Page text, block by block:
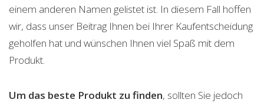
einem anderen Namen gelistet ist. In diesem Fall hoffen
wir, dass unser Beitrag Ihnen bei Ihrer Kaufentscheidung
geholfen hat und wünschen Ihnen viel Spaß mit dem
Produkt.
Um das beste Produkt zu finden, sollten Sie jedoch